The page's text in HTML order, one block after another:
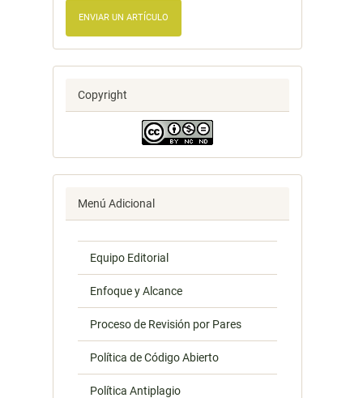
ENVIAR UN ARTÍCULO
Copyright
Menú Adicional
Equipo Editorial
Enfoque y Alcance
Proceso de Revisión por Pares
Política de Código Abierto
Política Antiplagio